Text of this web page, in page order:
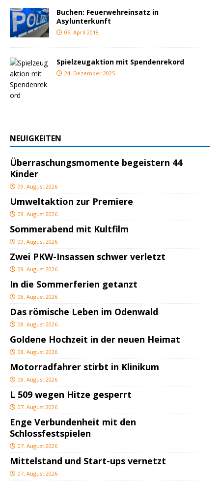
Buchen: Feuerwehreinsatz in
Asylunterkunft
05. April 2018
Spielzeugaktion mit Spendenrekord
24. Dezember 2025
NEUIGKEITEN
Überraschungsmomente begeistern 44
Kinder
09. August 2026
Umweltaktion zur Premiere
09. August 2026
Sommerabend mit Kultfilm
09. August 2026
Zwei PKW-Insassen schwer verletzt
09. August 2026
In die Sommerferien getanzt
08. August 2026
Das römische Leben im Odenwald
08. August 2026
Goldene Hochzeit in der neuen Heimat
08. August 2026
Motorradfahrer stirbt in Klinikum
08. August 2026
L 509 wegen Hitze gesperrt
07. August 2026
Enge Verbundenheit mit den
Schlossfestspielen
07. August 2026
Mittelstand und Start-ups vernetzt
07. August 2026